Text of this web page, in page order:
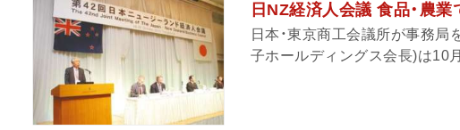
日NZ経済人会議 食品・農
日本・東京商工会議所が事務
子ホールディングス会長)は10